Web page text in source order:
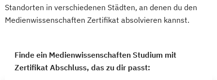
Standorten in verschiedenen Städten, an denen du den
Medienwissenschaften Zertifikat absolvieren kannst.
Finde ein Medienwissenschaften Studium mit
Zertifikat Abschluss, das zu dir passt: